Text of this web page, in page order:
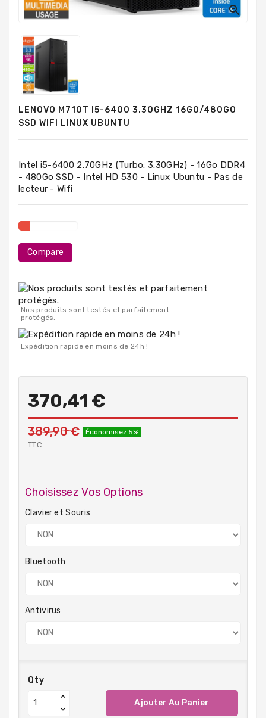
Processeurs
Mémoires
RAM
Durs
Composants
Composants
PC
Portables
Destockage

LENOVO M710T I5-6400 3.30GHZ 16GO/480GO
SSD WIFI LINUX UBUNTU
Intel i5-6400 2.70GHz (Turbo: 3.30GHz) - 16Go DDR4
- 480Go SSD - Intel HD 530 - Linux Ubuntu - Pas de
lecteur - Wifi
Compare
Nos produits sont testés et parfaitement
protégés.
Expédition rapide en moins de 24h !
370,41 €
389,90 € Économisez 5%
TTC
Choisissez Vos Options
Clavier et Souris
Bluetooth
Antivirus
Qty
Ajouter Au Panier